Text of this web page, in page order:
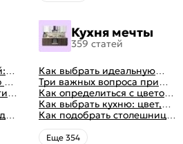
с
Кухня мечты
359 статей
Как выбрать идеальную
планировку для кухни
Три важных вопроса при
выборе кухни: готовка,
посуда, комфорт
Как определиться с цветом
кухни: светлые, темные,
яркие
Как выбрать кухню: цвет,
планировка, аксессуары
Как подобрать столешницу
для кухни по цвету
Eще 354